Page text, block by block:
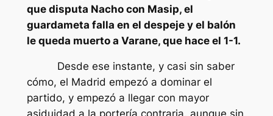
que disputa Nacho con Masip, el
guardameta falla en el despeje y el balón
le queda muerto a Varane, que hace el 1-1.
Desde ese instante, y casi sin saber
cómo, el Madrid empezó a dominar el
partido, y empezó a llegar con mayor